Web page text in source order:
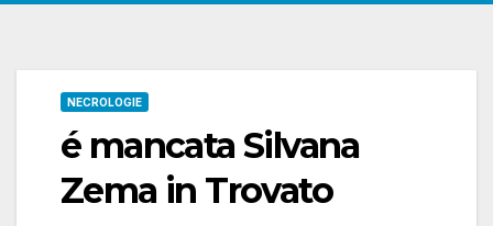
NECROLOGIE
é mancata Silvana
Zema in Trovato